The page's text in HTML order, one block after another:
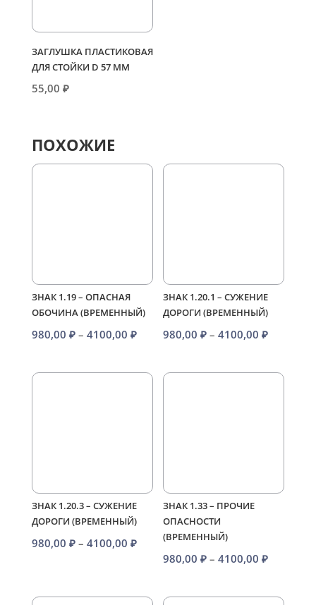
ЗАГЛУШКА ПЛАСТИКОВАЯ
ДЛЯ СТОЙКИ D 57 ММ
55,00 ₽
ПОХОЖИЕ
ЗНАК 1.19 – ОПАСНАЯ
ОБОЧИНА (ВРЕМЕННЫЙ)
980,00 ₽ – 4100,00 ₽Диапазон
980,00 ₽
ЗНАК 1.20.1 – СУЖЕНИЕ
ДОРОГИ (ВРЕМЕННЫЙ)
980,00₽ – 4100,00₽
980,00 ₽
ЗНАК 1.20.3 – СУЖЕНИЕ
ДОРОГИ (ВРЕМЕННЫЙ)
980,00 ₽ – 4100,00 ₽Диапазон
–
ЗНАК 1.33 – ПРОЧИЕ
ОПАСНОСТИ
(ВРЕМЕННЫЙ)
980,00₽ – 4100,00₽
980,00 ₽